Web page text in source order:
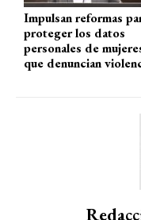
Impulsan reformas
proteger los datos
personales de
que denuncian